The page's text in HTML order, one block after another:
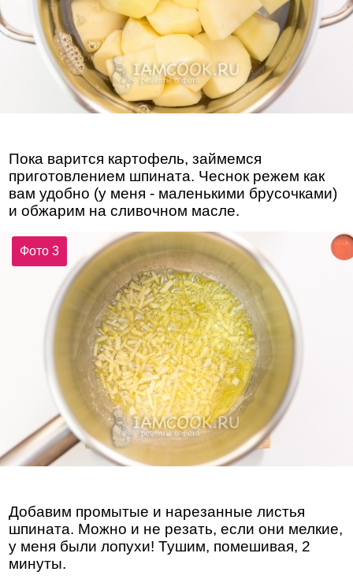
Пока варится картофель, займемся
приготовлением шпината. Чеснок режем как
вам удобно (у меня - маленькими брусочками)
и обжарим на сливочном масле.
Фото 3
Добавим промытые и нарезанные листья
шпината. Можно и не резать, если они мелкие,
у меня были лопухи! Тушим, помешивая, 2
минуты.